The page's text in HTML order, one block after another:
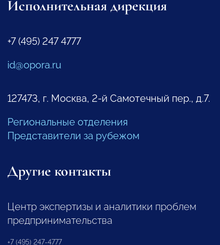
Исполнительная дирекция
+7 (495) 247 4777
id@opora.ru
127473, г. Москва, 2-й Самотечный пер., д.7.
Региональные отделения
Представители за рубежом
Другие контакты
Центр экспертизы и аналитики проблем
предпринимательства
+7 (495) 247-4777